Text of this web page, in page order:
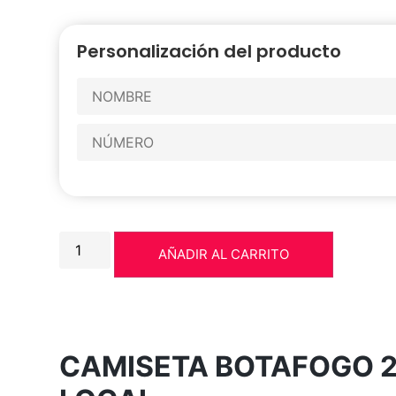
Personalización del producto
AÑADIR AL CARRITO
CAMISETA BOTAFOGO